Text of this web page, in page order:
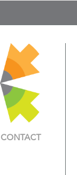
CONTACT